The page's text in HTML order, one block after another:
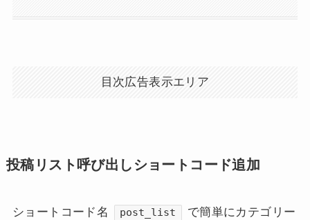
目次広告表示エリア
投稿リスト呼び出しショートコード追加
ショートコード名 post_list
で簡単にカテゴリー